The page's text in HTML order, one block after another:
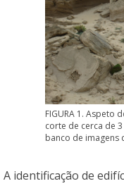
FIGURA 1. Aspeto
corte de cerca de
banco de imagens
A identificação de